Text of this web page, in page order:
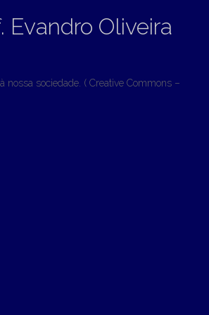
Evandro Oliveira
nossa sociedade. ( Creative Commons –